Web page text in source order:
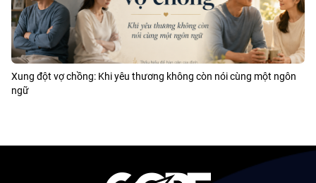
Xung đột vợ chồng: Khi yêu thương không còn nói cùng một ngôn
ngữ